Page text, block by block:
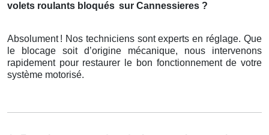
volets roulants bloqués sur Cannessieres ?
Absolument ! Nos techniciens sont experts en réglage. Que
le blocage soit d’origine mécanique, nous intervenons
rapidement pour restaurer le bon fonctionnement de votre
système motorisé.